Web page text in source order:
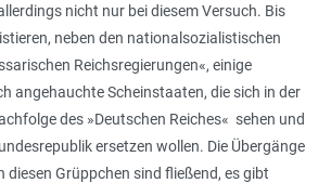
nicht nur bei diesem Versuch. Bis
neben den nationalsozialistischen
Reichsregierungen«, einige
angehauchte Scheinstaaten, die sich in der
des »Deutschen Reiches« sehen und
ersetzen wollen. Die Übergänge
diesen Grüppchen sind flie­ßend, es gibt